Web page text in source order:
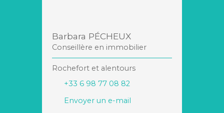
Barbara PÉCHEUX
Conseillère en immobilier
Rochefort et alentours
+33 6 98 77 08 82
Envoyer un e-mail